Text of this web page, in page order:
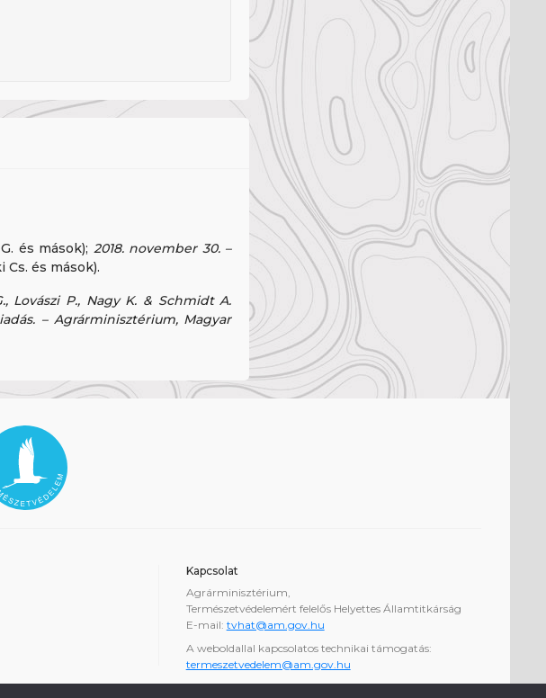
és mások); 2018. november 30. –
és mások).
Lovászi P., Nagy K. & Schmidt A.
– Agrárminisztérium, Magyar
Kapcsolat
Agrárminisztérium,
Természetvédelemért felelős Helyettes Államtitkárság
E-mail: tvhat@am.gov.hu
A weboldallal kapcsolatos technikai támogatás:
termeszetvedelem@am.gov.hu